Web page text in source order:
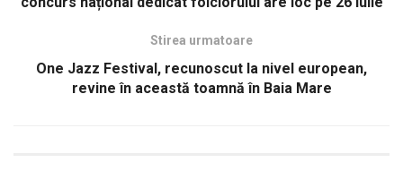
Stirea urmatoare
One Jazz Festival, recunoscut la nivel european,
revine în această toamnă în Baia Mare